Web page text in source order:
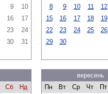
9
10
16
17
23
24
30 31
8
9 10 11 12
15
16 17 18 19
22
23 24 25 26
29
30
Сб
Нд
вересень
Пн
Вт Ср Чт Пт